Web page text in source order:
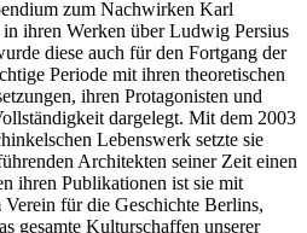
zum Nachwirken Karl
ihren Werken über Ludwig Persius
diese auch für den Fortgang der
Periode mit ihren theoretischen
ihren Protagonisten und
dargelegt. Mit dem 2003
Lebenswerk setzte sie
Architekten seiner Zeit einen
ihren Publikationen ist sie mit
Verein für die Geschichte Berlins,
gesamte Kulturschaffen unserer